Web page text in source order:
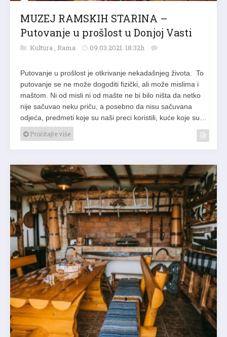
MUZEJ RAMSKIH STARINA –
Putovanje u prošlost u Donjoj Vasti
Kultura , Rama 09.03.2021. 18:32h
Putovanje u prošlost je otkrivanje nekadašnjeg života. To
putovanje se ne može dogoditi fizički, ali može mislima i
maštom. Ni od misli ni od mašte ne bi bilo ništa da netko
nije sačuvao neku priču, a posebno da nisu sačuvana
odjeća, predmeti koje su naši preci koristili, kuće koje su…
Pročitajte više